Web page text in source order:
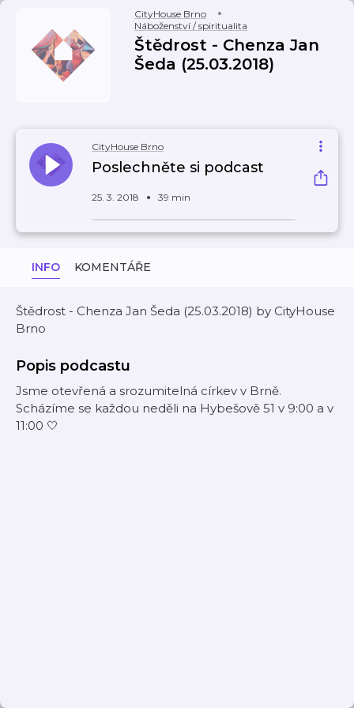
CityHouse Brno
Náboženství / spiritualita
Štědrost - Chenza Jan
Šeda (25.03.2018)
CityHouse Brno
Poslechněte si podcast
25. 3. 2018 39 min
INFO KOMENTÁŘE
Štědrost - Chenza Jan Šeda (25.03.2018) by CityHouse
Brno
Popis podcastu
Jsme otevřená a srozumitelná církev v Brně.
Scházíme se každou neděli na Hybešově 51 v 9:00 a v
11:00 🤍